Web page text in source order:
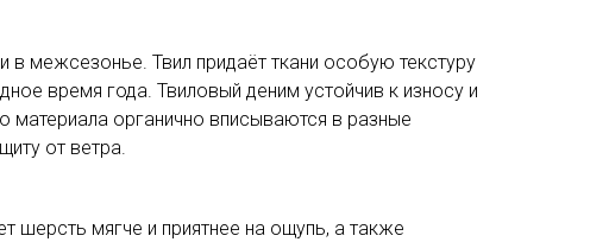
в межсезонье. Твил придаёт ткани особую текстуру
время года. Твиловый деним устойчив к износу и
органично вписываются в разные
от ветра.
шерсть мягче и приятнее на ощупь, а также